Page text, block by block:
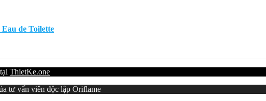
de Toilette
ThietKe.one
tư vấn viên độc lập Oriflame